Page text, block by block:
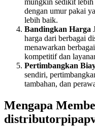
mungkin sedikit lebih
dengan umur pakai
lebih baik.
Bandingkan Harga
harga dari berbagai
menawarkan
kompetitif dan
Pertimbangkan
sendiri,
tambahan, dan
Mengapa